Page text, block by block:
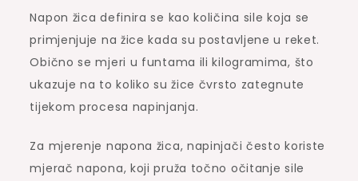
Napon žica definira se kao količina sile koja se
primjenjuje na žice kada su postavljene u reket.
Obično se mjeri u funtama ili kilogramima, što
ukazuje na to koliko su žice čvrsto zategnute
tijekom procesa napinjanja.
Za mjerenje napona žica, napinjači često koriste
mjerač napona, koji pruža točno očitanje sile